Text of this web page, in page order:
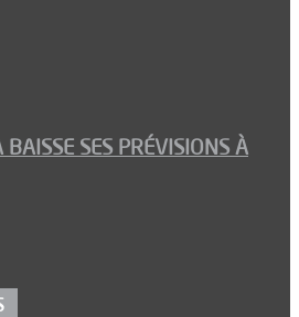
SES PRÉVISIONS À